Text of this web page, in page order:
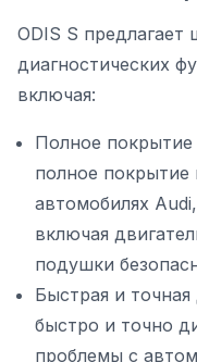
ODIS S предлагает
диагностических
включая:
Полное покрытие
полное покрытие
автомобилях
включая
подушки
Быстрая и
быстро и точно
проблемы с